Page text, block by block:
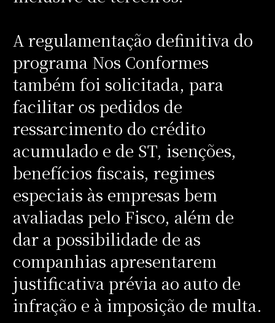
A regulamentação definitiva do
programa Nos Conformes
também foi solicitada, para
facilitar os pedidos de
ressarcimento do crédito
acumulado e de ST, isenções,
benefícios fiscais, regimes
especiais às empresas bem
avaliadas pelo Fisco, além de
dar a possibilidade de as
companhias apresentarem
justificativa prévia ao auto de
infração e à imposição de multa.